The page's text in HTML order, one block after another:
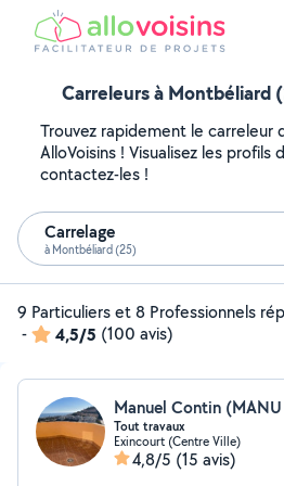
Carreleurs à Montbéliard
Trouvez rapidement le carreleur
AlloVoisins ! Visualisez les
contactez-les !
Carrelage
à Montbéliard (25)
9 Particuliers et 8 Professionnels
-
4,5/5 (100 avis)
Manuel Contin (MANU
Tout travaux
Exincourt (Centre Ville)
4,8/5 (15 avis)